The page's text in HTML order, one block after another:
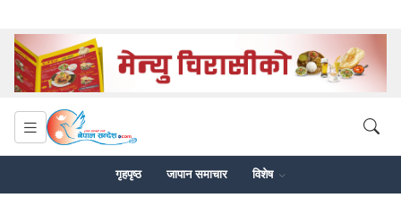
गृहपृष्ठ जापान समाचार विशेष